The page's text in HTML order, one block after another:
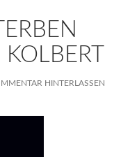
HINTERLASSEN